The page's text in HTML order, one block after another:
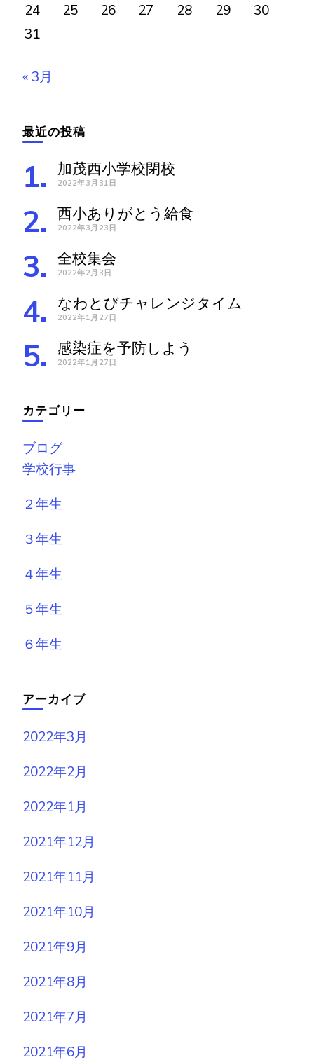
24
25 26 27 28 29
30
31
« 3月
最近の投稿
加茂西小学校閉校
2022年3月31日
西小ありがとう給食
2022年3月23日
全校集会
2022年2月3日
なわとびチャレンジタイム
2022年1月27日
感染症を予防しよう
2022年1月27日
カテゴリー
ブログ
学校行事
２年生
３年生
４年生
５年生
６年生
アーカイブ
2022年3月
2022年2月
2022年1月
2021年12月
2021年11月
2021年10月
2021年9月
2021年8月
2021年7月
2021年6月